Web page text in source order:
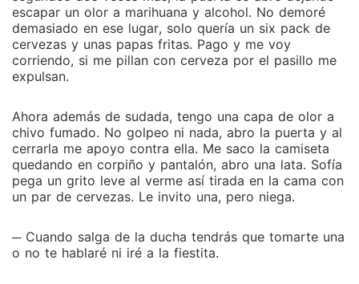
escapar un olor a marihuana y alcohol. No demoré
demasiado en ese lugar, solo quería un six pack de
cervezas y unas papas fritas. Pago y me voy
corriendo, si me pillan con cerveza por el pasillo me
expulsan.
Ahora además de sudada, tengo una capa de olor a
chivo fumado. No golpeo ni nada, abro la puerta y al
cerrarla me apoyo contra ella. Me saco la camiseta
quedando en corpiño y pantalón, abro una lata. Sofía
pega un grito leve al verme así tirada en la cama con
un par de cervezas. Le invito una, pero niega.
─ Cuando salga de la ducha tendrás que tomarte una
o no te hablaré ni iré a la fiestita.